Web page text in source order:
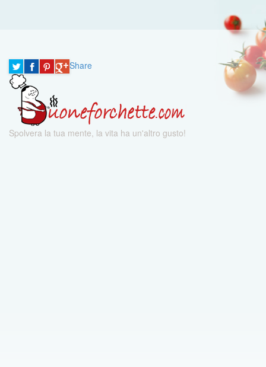
Share
Spolvera la tua mente, la vita ha un'altro gusto!